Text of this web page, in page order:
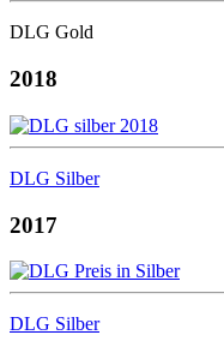
DLG Gold
2018
DLG Silber
2017
DLG Silber